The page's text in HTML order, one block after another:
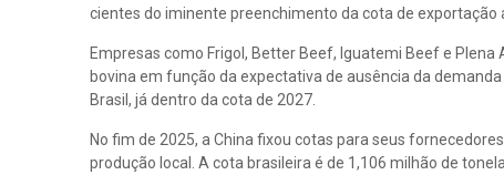
cientes do iminente preenchimento da cota de exportação
Empresas como Frigol, Better Beef, Iguatemi Beef e
bovina em função da expectativa de ausência da
Brasil, já dentro da cota de 2027.
No fim de 2025, a China fixou cotas para seus
produção local. A cota brasileira é de 1,106 milhão de